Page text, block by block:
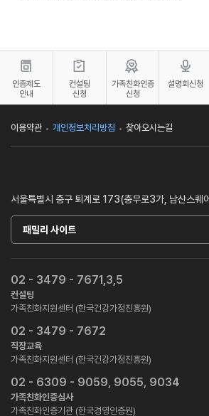
인증제도
안내
컨설팅
신청
가족친화인증
신청
설명회신청
이용약관 개인정보처리방침 찾아오시는길
서울특별시 중구 퇴계로 173(충무로3가, 남산스퀘
패밀리 사이트
02 - 3479 - 7671,3,5
컨설팅
가족친화지원센터 (한국건강가정진흥원)
02 - 3479 - 7672
직장교육
가족친화지원센터 (한국건강가정진흥원)
02 - 6309 - 9059, 9055, 9034
가족친화인증심사
가족친화인증기관 (한국경영인증원)